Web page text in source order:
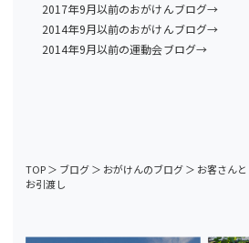
2017年9月以前のおがけんブログ→
2014年9月以前のおがけんブログ→
2014年9月以前の運動会ブログ→
TOP＞ ブログ＞ おがけんのブログ＞ お客さんと
お引渡し